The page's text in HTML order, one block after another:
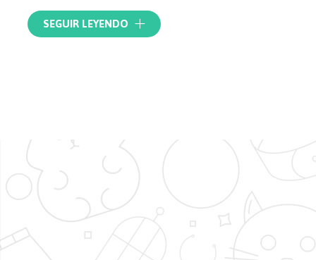
Nuestro veterinario está acreditado por la Asociación
Española de Veterinarios Especialistas en Pequeños
Nuestro principal objetivo es
lograr y mantener el
bienestar animal. Contamos con la formación y el
equipo humano necesarios, así como el mejor
material para conseguirlo. ¡Visite nuestra
clínica
veterinaria en Miño
y deje en buenas manos la salud
de su animal de compañía!
SEGUIR LEYENDO